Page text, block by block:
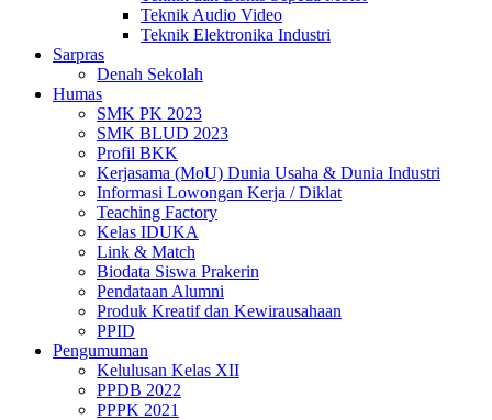
Teknik Audio Video
Teknik Elektronika Industri
Sarpras
Denah Sekolah
Humas
SMK PK 2023
SMK BLUD 2023
Profil BKK
Kerjasama (MoU) Dunia Usaha & Dunia Industri
Informasi Lowongan Kerja / Diklat
Teaching Factory
Kelas IDUKA
Link & Match
Biodata Siswa Prakerin
Pendataan Alumni
Produk Kreatif dan Kewirausahaan
PPID
Pengumuman
Kelulusan Kelas XII
PPDB 2022
PPPK 2021